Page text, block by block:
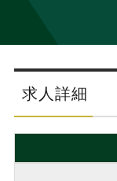
アクシアムの特長
サービス案内
コンサルタントの紹介
キャリア支援 TOP
キャリアデザイン講
（最新求人市場動向
ステージ別アドバイス
転職ツール TOP
英文レジュメの書き
職務経歴書の書き方
よくある面接Q&A集
転職コラム TOP
“展”職相談室
転職市場の明日をよめ
転職成功への4つの
イベント・セミナー
ジョブフェア
キャリアデザインセ
キャリアフォーラム
会社概要 TOP
沿革
主なクライアント
採用情報
求人詳細